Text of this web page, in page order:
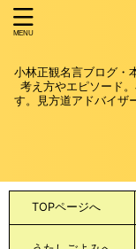
小林正観名言ブログ・
考え方やエピソード
す。見方道アドバイザ
TOPページへ